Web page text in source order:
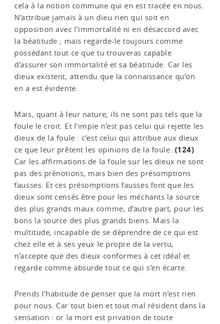
cela à la notion commune qui en est tracée en nous.
N’attribue jamais à un dieu rien qui soit en
opposition avec l’immortalité ni en désaccord avec
la béatitude ; mais regarde-le toujours comme
possédant tout ce que tu trouveras capable
d’assurer son immortalité et sa béatitude. Car les
dieux existent, attendu que la connaissance qu’on
en a est évidente.
Mais, quant à leur nature, ils ne sont pas tels que la
foule le croit. Et l’impie n’est pas celui qui rejette les
dieux de la foule : c’est celui qui attribue aux dieux
ce que leur prêtent les opinions de la foule. (124)
Car les affirmations de la foule sur les dieux ne sont
pas des prénotions, mais bien des présomptions
fausses. Et ces présomptions fausses font que les
dieux sont censés être pour les méchants la source
des plus grands maux comme, d’autre part, pour les
bons la source des plus grands biens. Mais la
multitude, incapable de se déprendre de ce qui est
chez elle et à ses yeux le propre de la vertu,
n’accepte que des dieux conformes à cet idéal et
regarde comme absurde tout ce qui s’en écarte.
Prends l’habitude de penser que la mort n’est rien
pour nous. Car tout bien et tout mal résident dans la
sensation : or la mort est privation de toute